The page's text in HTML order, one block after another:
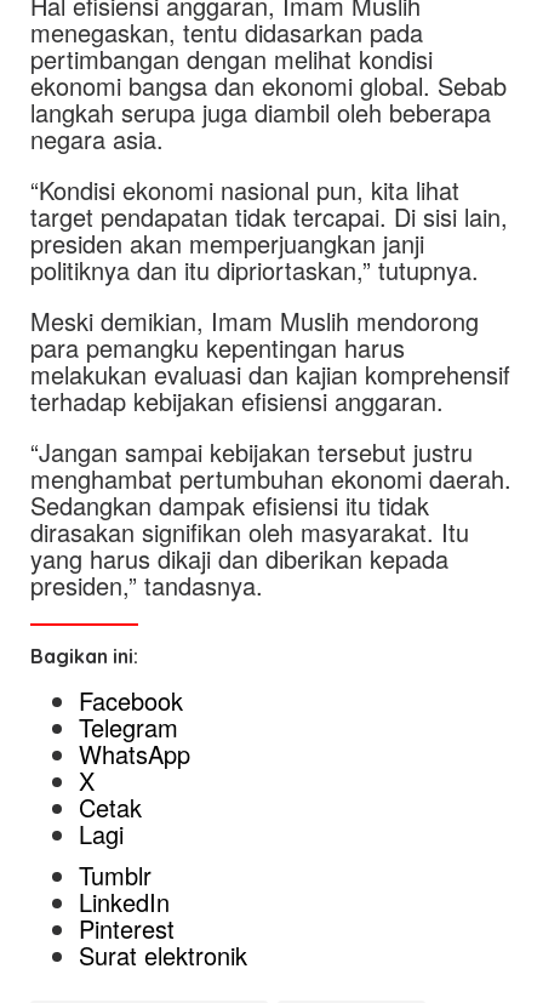
menegaskan, tentu didasarkan pada
pertimbangan dengan melihat kondisi
ekonomi bangsa dan ekonomi global. Sebab
langkah serupa juga diambil oleh beberapa
negara asia.
“Kondisi ekonomi nasional pun, kita lihat
target pendapatan tidak tercapai. Di sisi lain,
presiden akan memperjuangkan janji
politiknya dan itu dipriortaskan,” tutupnya.
Meski demikian, Imam Muslih mendorong
para pemangku kepentingan harus
melakukan evaluasi dan kajian komprehensif
terhadap kebijakan efisiensi anggaran.
“Jangan sampai kebijakan tersebut justru
menghambat pertumbuhan ekonomi daerah.
Sedangkan dampak efisiensi itu tidak
dirasakan signifikan oleh masyarakat. Itu
yang harus dikaji dan diberikan kepada
presiden,” tandasnya.
Bagikan ini:
Facebook
Telegram
WhatsApp
X
Cetak
Lagi
Tumblr
LinkedIn
Pinterest
Surat elektronik